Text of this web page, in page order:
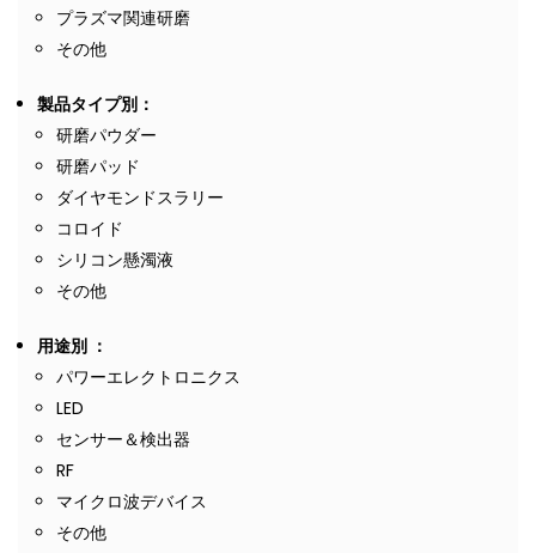
プラズマ関連研磨
その他
製品タイプ別：
研磨パウダー
研磨パッド
ダイヤモンドスラリー
コロイド
シリコン懸濁液
その他
用途別 ：
パワーエレクトロニクス
LED
センサー＆検出器
RF
マイクロ波デバイス
その他